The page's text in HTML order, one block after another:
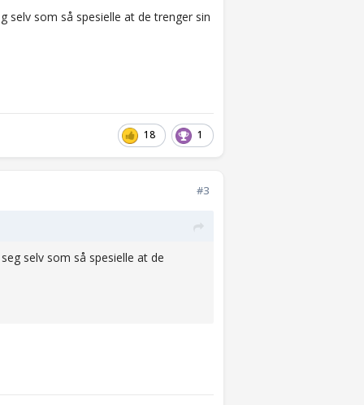
selv som så spesielle at de trenger sin
18 1
#3
selv som så spesielle at de